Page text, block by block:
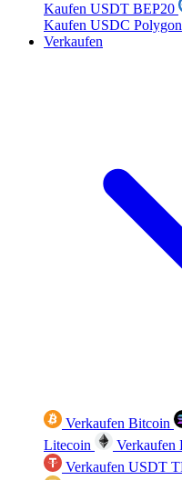
Kaufen USDT BEP20
Kaufen USDC Polygon
Verkaufen
Verkaufen Bitcoin
Litecoin
Verkaufen
Verkaufen USDT